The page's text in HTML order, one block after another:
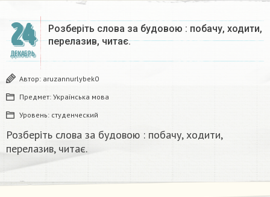
24
ДЕКАБРЬ
Розберіть слова за будовою : побачу, ходити,
перелазив, читає.
Автор: aruzannurlybek0
Предмет: Українська мова
Уровень: студенческий
Розберіть слова за будовою : побачу, ходити,
перелазив, читає.